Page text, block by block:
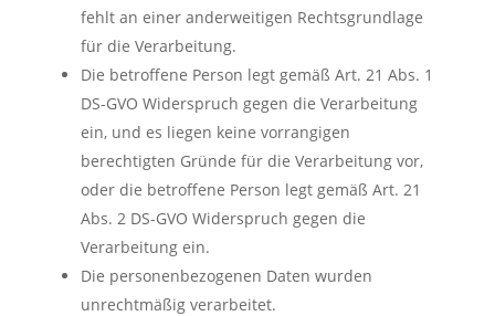
fehlt an einer anderweitigen Rechtsgrundlage
für die Verarbeitung.
Die betroffene Person legt gemäß Art. 21 Abs. 1
DS-GVO Widerspruch gegen die Verarbeitung
ein, und es liegen keine vorrangigen
berechtigten Gründe für die Verarbeitung vor,
oder die betroffene Person legt gemäß Art. 21
Abs. 2 DS-GVO Widerspruch gegen die
Verarbeitung ein.
Die personenbezogenen Daten wurden
unrechtmäßig verarbeitet.